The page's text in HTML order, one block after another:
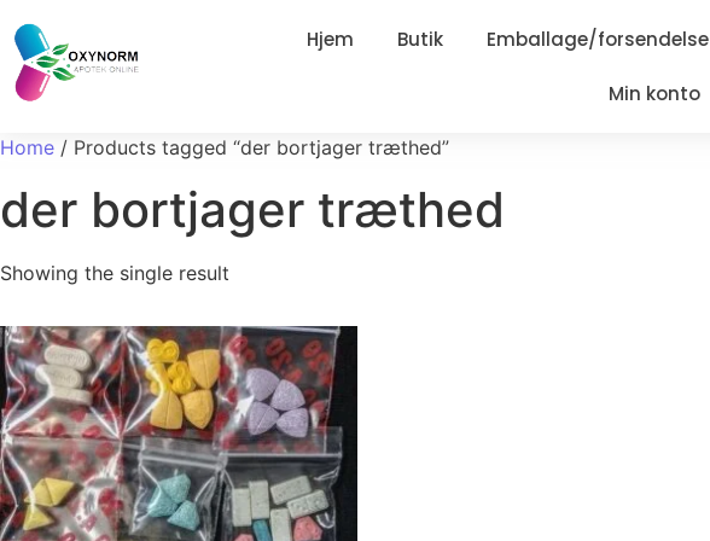
Hjem Butik Emballage/forsendelse
Min konto
Home / Products tagged “der bortjager træthed”
der bortjager træthed
Showing the single result